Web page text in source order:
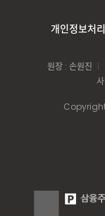
개인정보처
원장 : 손원진